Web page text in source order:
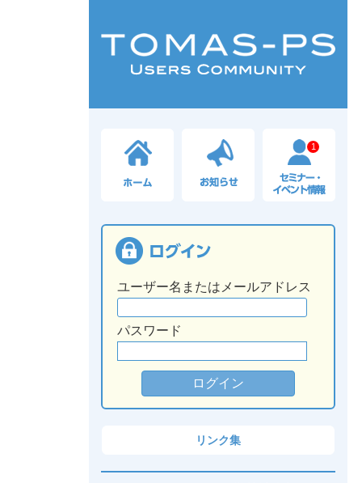
1
ユーザー名またはメールアドレス
パスワード
リンク集